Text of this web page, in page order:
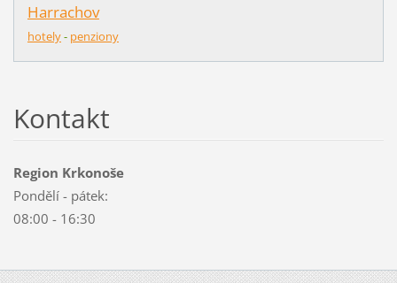
Harrachov
hotely- penziony
Kontakt
Region Krkonoše
Pondělí - pátek:
08:00 - 16:30